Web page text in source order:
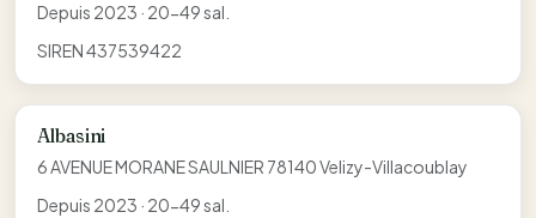
Depuis 2023 · 20-49 sal.
SIREN 437539422
Albasini
6 AVENUE MORANE SAULNIER 78140 Velizy-Villacoublay
Depuis 2023 · 20-49 sal.